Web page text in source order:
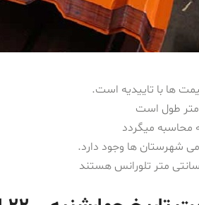
ها با تاییدیه است.
طول است
محاسبه میگردد
شهرستان ها وجود دارد.
متر تلورانس هستند